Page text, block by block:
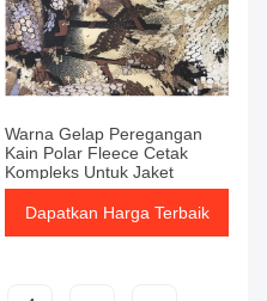
Warna Gelap Peregangan
Kain Polar Fleece Cetak
Kompleks Untuk Jaket
Dapatkan Harga Terbaik